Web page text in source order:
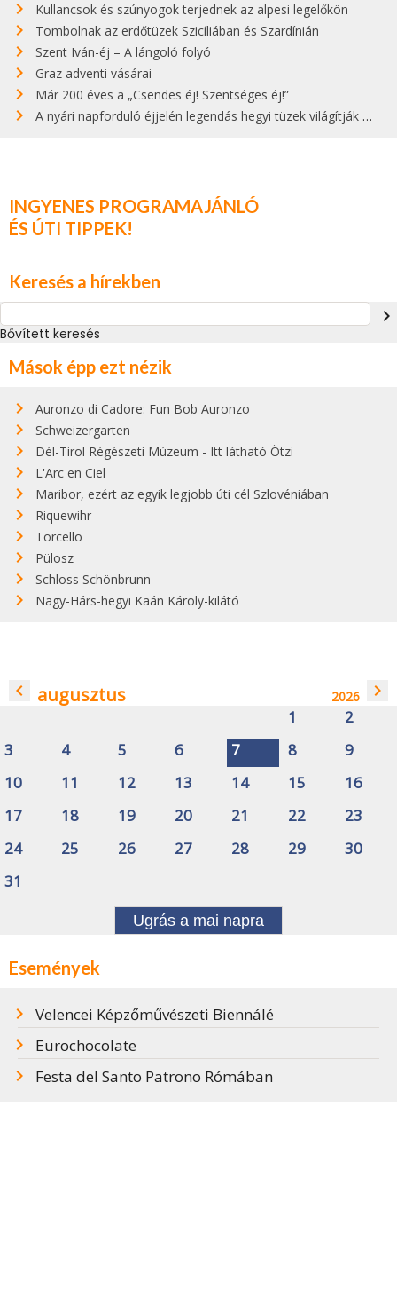
Kullancsok és szúnyogok terjednek az alpesi legelőkön
Tombolnak az erdőtüzek Szicíliában és Szardínián
Szent Iván-éj – A lángoló folyó
Graz adventi vásárai
Már 200 éves a „Csendes éj! Szentséges éj!”
A nyári napforduló éjjelén legendás hegyi tüzek világítják meg Zugspitzét
INGYENES PROGRAMAJÁNLÓ
ÉS ÚTI TIPPEK!
Keresés a hírekben
navigate_next
Bővített keresés
Mások épp ezt nézik
Auronzo di Cadore: Fun Bob Auronzo
Schweizergarten
Dél-Tirol Régészeti Múzeum - Itt látható Ötzi
L'Arc en Ciel
Maribor, ezért az egyik legjobb úti cél Szlovéniában
Riquewihr
Torcello
Pülosz
Schloss Schönbrunn
Nagy-Hárs-hegyi Kaán Károly-kilátó
navigate_before augusztus 2026 navigate_next
1
2
3
4 5 6 7 8
9
10
11 12 13 14 15
16
17
18 19 20 21 22
23
24
25 26 27 28 29
30
31
Ugrás a mai napra
Események
Velencei Képzőművészeti Biennálé
Eurochocolate
Festa del Santo Patrono Rómában